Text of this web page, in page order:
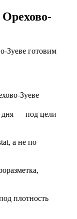
Зуеве готовим
дня — под цели
а не по
плотность